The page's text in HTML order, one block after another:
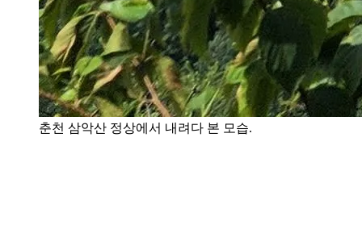
춘천 삼악산 정상에서 내려다 본 모습.